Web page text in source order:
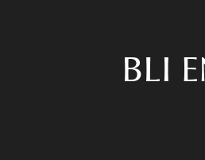
BLI